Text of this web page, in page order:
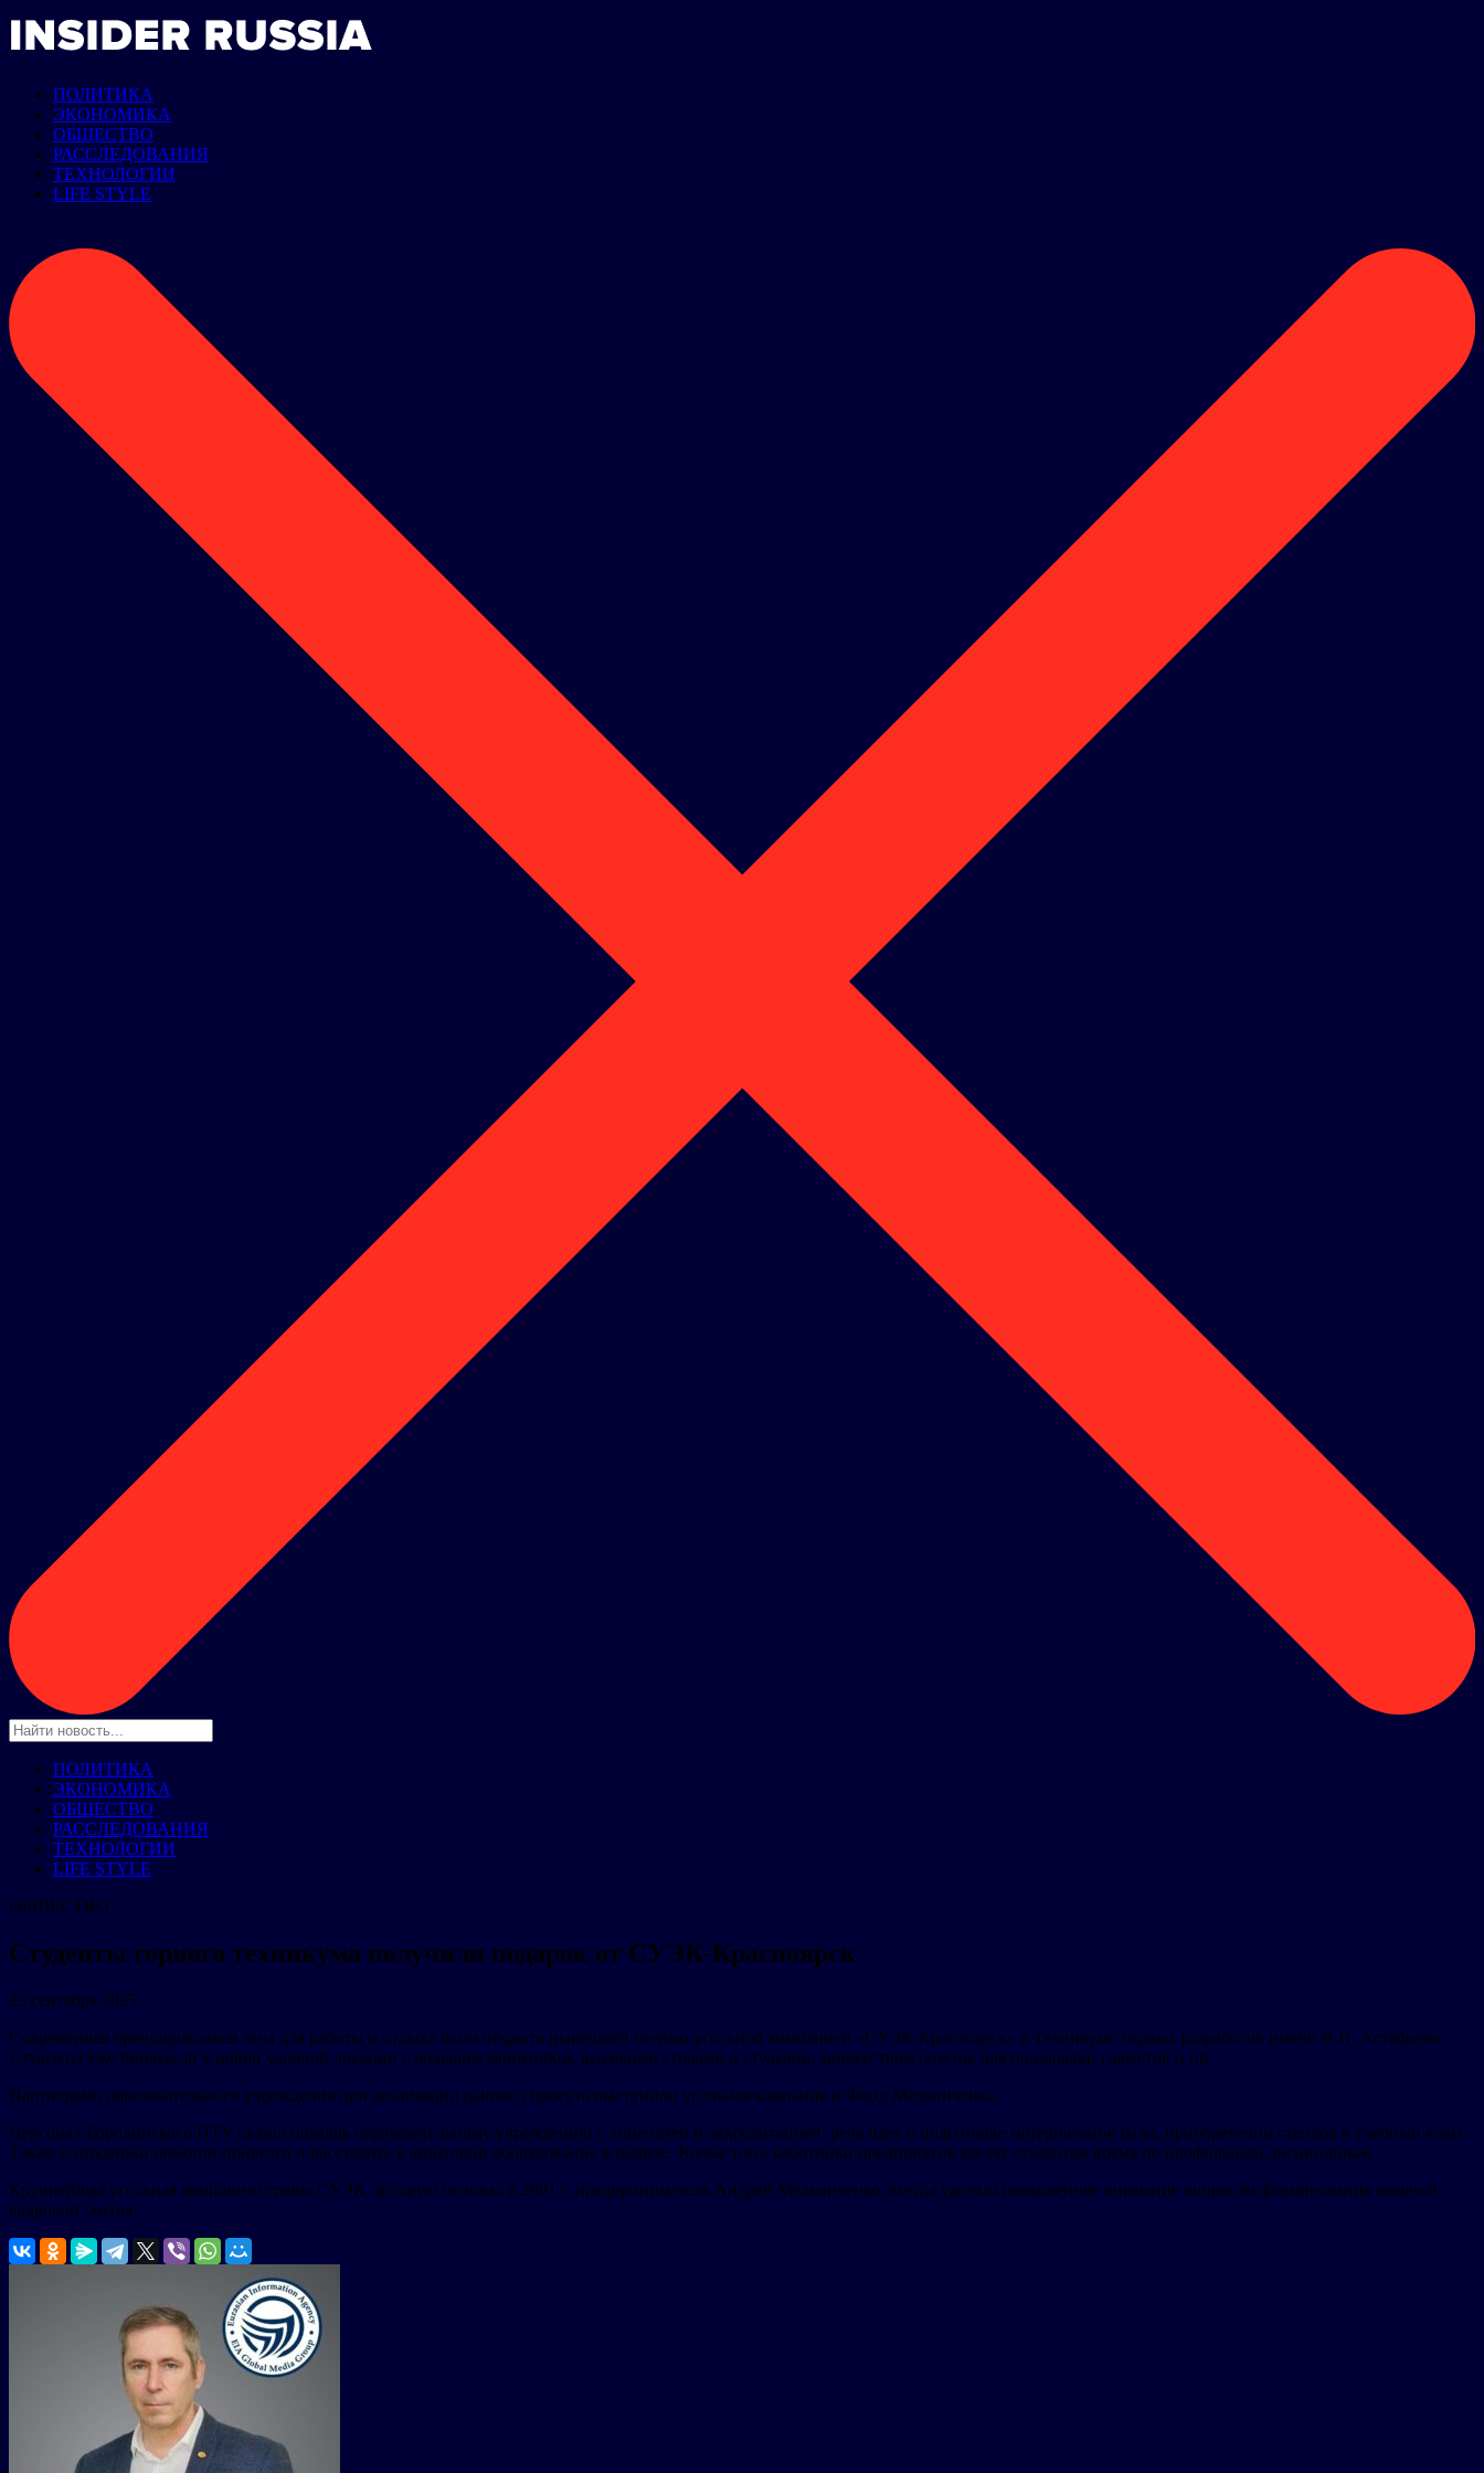
ПОЛИТИКА
ЭКОНОМИКА
ОБЩЕСТВО
РАССЛЕДОВАНИЯ
ТЕХНОЛОГИИ
LIFE STYLE
ПОЛИТИКА
ЭКОНОМИКА
ОБЩЕСТВО
РАССЛЕДОВАНИЯ
ТЕХНОЛОГИИ
LIFE STYLE
ОБЩЕСТВО
Студенты горного техникума получили подарок от СУЭК-Красноярск
23 сентября 2025
Современная брендированная зона для работы и отдыха была открыта нынешней осенью угольной компанией «СУЭК-Красноярск» в Техникуме горных разработок имени В.П. Астафьева.
Студенты уже привыкли к новой удобной локации с большим монитором, высокими столами и стульями, множеством розеток для подзарядки гаджетов и пр.
Партнерами образовательного учреждения при реализации данного проекта выступили угольная компания и Фонд Мельниченко.
Персонал Бородинского ПТУ оказал помощь образовательному учреждению с лицензией и аккредитацией: речь идет о подготовке материальной базы, приобретении стендов в учебный класс.
Также сотрудники помогли привезти и расставить в аудитории оборудование в разрезе. Кроме того, работники предприятия уделят студентам время по профильным дисциплинам.
Крупнейшая угольная компания страны СУЭК, которую основал в 2001 г. предприниматель Андрей Мельниченко, всегда уделяла повышенное внимание вопросам формирования мощной
кадровой смены.